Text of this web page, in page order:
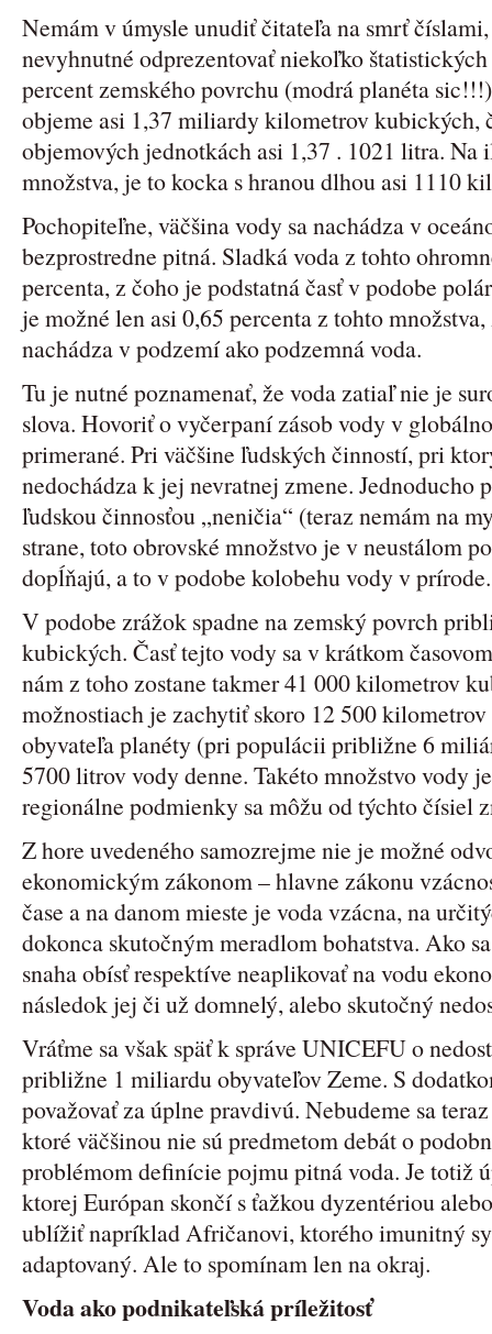
Nemám v úmysle unudiť čitateľa na smrť
nevyhnutné odprezentovať niekoľko
percent zemského povrchu (modrá planéta
objeme asi 1,37 miliardy kilometrov kubických,
objemových jednotkách asi 1,37 . 1021 litra. Na
množstva, je to kocka s hranou dlhou asi 1110
Pochopiteľne, väčšina vody sa nachádza v
bezprostredne pitná. Sladká voda z tohto
percenta, z čoho je podstatná časť v podobe
je možné len asi 0,65 percenta z tohto
nachádza v podzemí ako podzemná voda.
Tu je nutné poznamenať, že voda zatiaľ nie je
slova. Hovoriť o vyčerpaní zásob vody v
primerané. Pri väčšine ľudských činností, pri
nedochádza k jej nevratnej zmene. Jednoducho
ľudskou činnosťou „neničia“ (teraz nemám na
strane, toto obrovské množstvo je v neustálom
dopĺňajú, a to v podobe kolobehu vody v prírode.
V podobe zrážok spadne na zemský povrch
kubických. Časť tejto vody sa v krátkom
nám z toho zostane takmer 41 000 kilometrov
možnostiach je zachytiť skoro 12 500
obyvateľa planéty (pri populácii približne 6
5700 litrov vody denne. Takéto množstvo vody
regionálne podmienky sa môžu od týchto čísiel
Z hore uvedeného samozrejme nie je možné
ekonomickým zákonom – hlavne zákonu
čase a na danom mieste je voda vzácna, na
dokonca skutočným meradlom bohatstva. Ako
snaha obísť respektíve neaplikovať na vodu
následok jej či už domnelý, alebo skutočný
Vráťme sa však späť k správe UNICEFU o
približne 1 miliardu obyvateľov Zeme. S
považovať za úplne pravdivú. Nebudeme sa
ktoré väčšinou nie sú predmetom debát o
problémom definície pojmu pitná voda. Je totiž
ktorej Európan skončí s ťažkou dyzentériou
ublížiť napríklad Afričanovi, ktorého imunitný
adaptovaný. Ale to spomínam len na okraj.
Voda ako podnikateľská príležitosť